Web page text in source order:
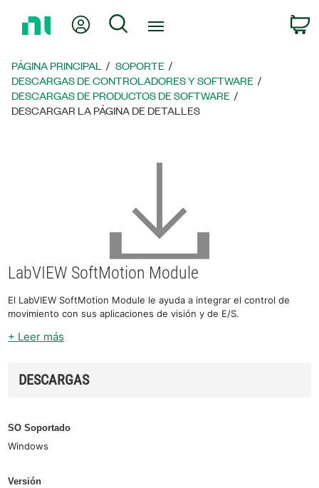
página
principal
Mi cuentaBúsqueda
PÁGINA PRINCIPAL
SOPORTE
DESCARGAS DE CONTROLADORES Y SOFTWARE
DESCARGAS DE PRODUCTOS DE SOFTWARE
DESCARGAR LA PÁGINA DE DETALLES
LabVIEW SoftMotion Module
El LabVIEW SoftMotion Module le ayuda a integrar el control de
movimiento con sus aplicaciones de visión y de E/S.
+ Leer más
DESCARGAS
SO Soportado
Windows
Versión